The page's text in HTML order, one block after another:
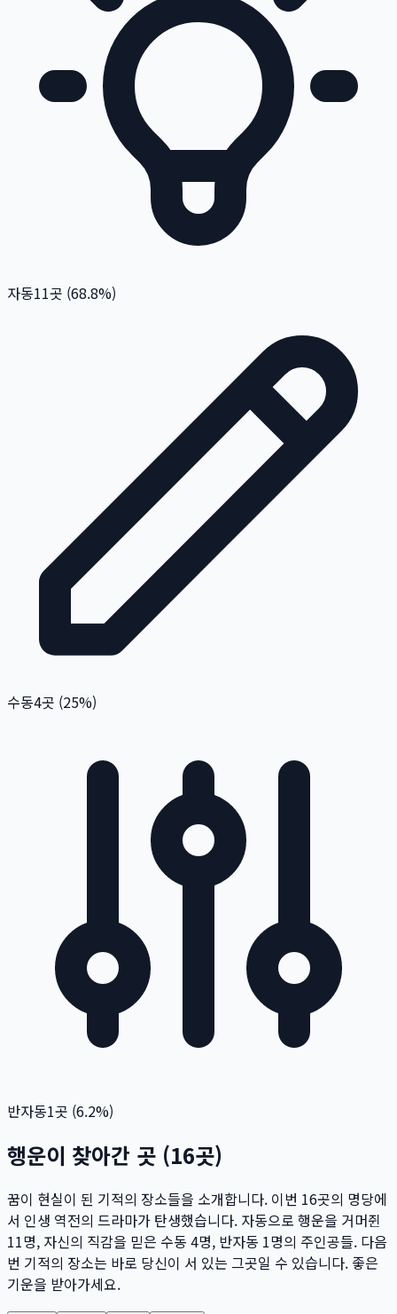
자동11곳 (68.8%)
수동4곳 (25%)
반자동1곳 (6.2%)
행운이 찾아간 곳 (16곳)
꿈이 현실이 된 기적의 장소들을 소개합니다. 이번 16곳의 명당에
서 인생 역전의 드라마가 탄생했습니다. 자동으로 행운을 거머쥔
11명, 자신의 직감을 믿은 수동 4명, 반자동 1명의 주인공들. 다음
번 기적의 장소는 바로 당신이 서 있는 그곳일 수 있습니다. 좋은
기운을 받아가세요.